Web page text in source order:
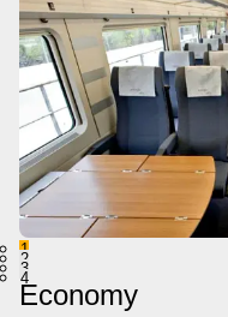
1
2
3
4
Economy